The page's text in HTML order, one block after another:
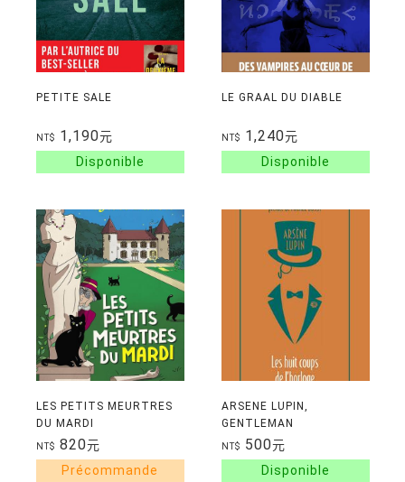
PETITE SALE
NT$ 1,190元
LE GRAAL DU DIABLE
NT$ 1,240元
LES PETITS MEURTRES
DU MARDI
NT$ 820元
ARSENE LUPIN,
GENTLEMAN
CAMBRIOLEUR SUIVI DE
LES CONFIDENCES
D'ARSENE LUPIN
NT$ 500元